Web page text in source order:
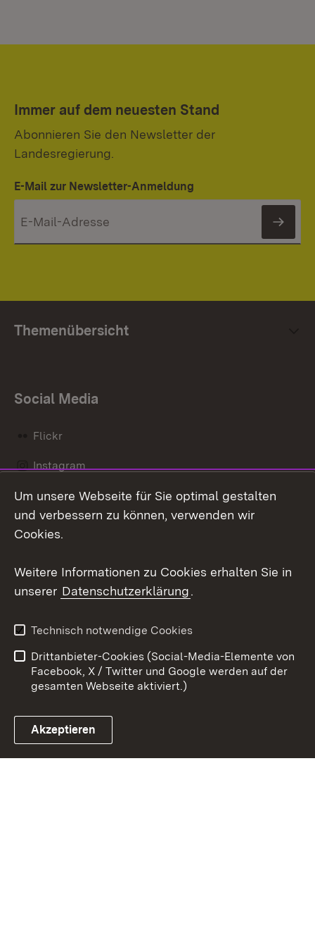
Immer auf dem neuesten Stand
Abonnieren Sie den Newsletter der
Landesregierung.
E-Mail zur Newsletter-Anmeldung
Themenübersicht
Social Media
Flickr
Instagram
Social Wall
Link zum Landesportal
Barrierefreiheit
Benutzungshinweise
Impressum
Cookies
Um unsere Webseite für Sie optimal gestalten
und verbessern zu können, verwenden wir
Cookies.
Weitere Informationen zu Cookies erhalten Sie in
unserer Datenschutzerklärung.
Technisch notwendige Cookies
Drittanbieter-Cookies (Social-Media-Elemente von
Facebook, X / Twitter und Google werden auf der
gesamten Webseite aktiviert.)
Akzeptieren